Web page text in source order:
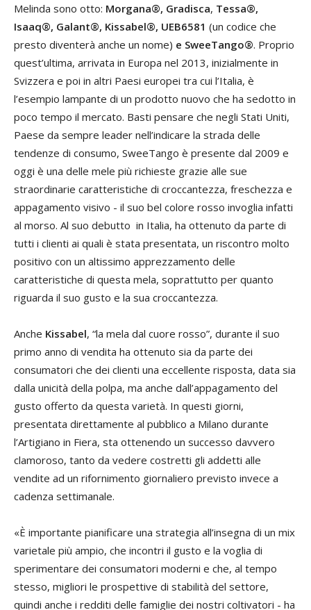
Melinda sono otto: Morgana®, Gradisca, Tessa®,
Isaaq®, Galant®, Kissabel®, UEB6581 (un codice che
presto diventerà anche un nome) e SweeTango®. Proprio
quest’ultima, arrivata in Europa nel 2013, inizialmente in
Svizzera e poi in altri Paesi europei tra cui l’Italia, è
l’esempio lampante di un prodotto nuovo che ha sedotto in
poco tempo il mercato. Basti pensare che negli Stati Uniti,
Paese da sempre leader nell’indicare la strada delle
tendenze di consumo, SweeTango è presente dal 2009 e
oggi è una delle mele più richieste grazie alle sue
straordinarie caratteristiche di croccantezza, freschezza e
appagamento visivo - il suo bel colore rosso invoglia infatti
al morso. Al suo debutto in Italia, ha ottenuto da parte di
tutti i clienti ai quali è stata presentata, un riscontro molto
positivo con un altissimo apprezzamento delle
caratteristiche di questa mela, soprattutto per quanto
riguarda il suo gusto e la sua croccantezza.
Anche Kissabel, “la mela dal cuore rosso”, durante il suo
primo anno di vendita ha ottenuto sia da parte dei
consumatori che dei clienti una eccellente risposta, data sia
dalla unicità della polpa, ma anche dall’appagamento del
gusto offerto da questa varietà. In questi giorni,
presentata direttamente al pubblico a Milano durante
l’Artigiano in Fiera, sta ottenendo un successo davvero
clamoroso, tanto da vedere costretti gli addetti alle
vendite ad un rifornimento giornaliero previsto invece a
cadenza settimanale.
«È importante pianificare una strategia all’insegna di un mix
varietale più ampio, che incontri il gusto e la voglia di
sperimentare dei consumatori moderni e che, al tempo
stesso, migliori le prospettive di stabilità del settore,
quindi anche i redditi delle famiglie dei nostri coltivatori - ha